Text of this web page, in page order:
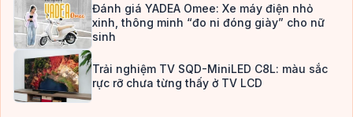
Đánh giá YADEA Omee: Xe máy điện nhỏ
xinh, thông minh “đo ni đóng giày” cho nữ
sinh
Trải nghiệm TV SQD-MiniLED C8L: màu sắc
rực rỡ chưa từng thấy ở TV LCD